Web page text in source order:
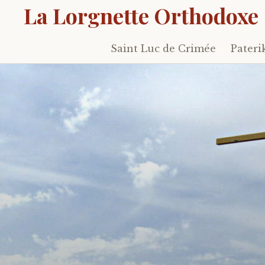
La Lorgnette Orthodoxe
Skip
to
Saint Luc de Crimée